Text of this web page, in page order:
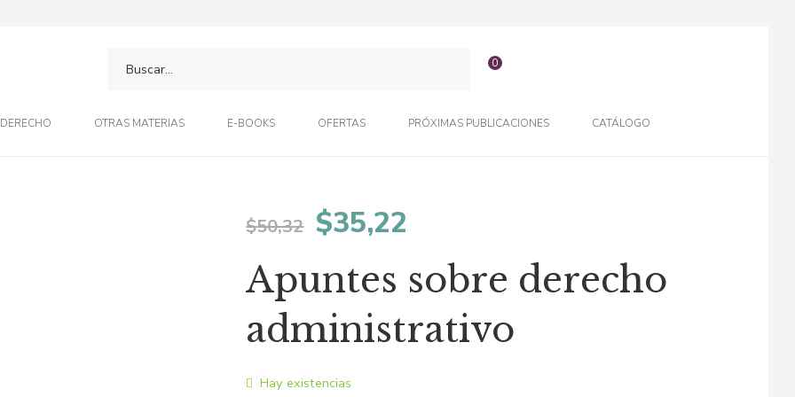
DERECHO OTRAS MATERIAS E-BOOKS OFERTAS PRÓXIMAS PUBLICACIONES CATÁLOGO
0
$50,32 El
precio
original
era:
$35,22
precio
actual
es:
Apuntes sobre derecho
administrativo
Hay existencias